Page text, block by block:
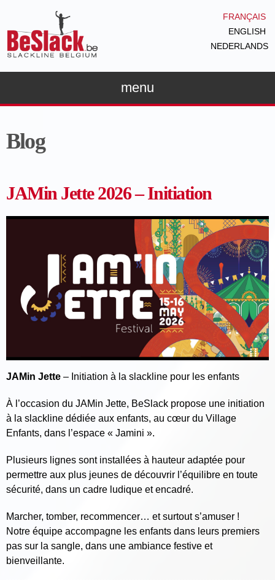
FRANÇAIS
ENGLISH
NEDERLANDS
menu
Blog
JAMin Jette 2026 – Initiation
JAMin Jette – Initiation à la slackline pour les enfants
À l’occasion du JAMin Jette, BeSlack propose une initiation
à la slackline dédiée aux enfants, au cœur du Village
Enfants, dans l’espace « Jamini ».
Plusieurs lignes sont installées à hauteur adaptée pour
permettre aux plus jeunes de découvrir l’équilibre en toute
sécurité, dans un cadre ludique et encadré.
Marcher, tomber, recommencer… et surtout s’amuser !
Notre équipe accompagne les enfants dans leurs premiers
pas sur la sangle, dans une ambiance festive et
bienveillante.